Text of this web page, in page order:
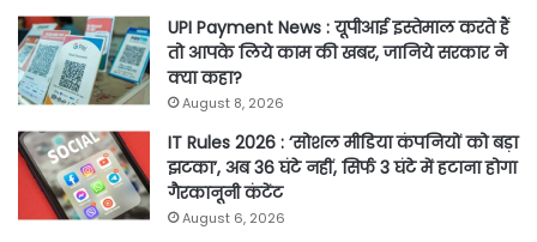
UPI Payment News : यूपीआई इस्तेमाल करते हैं
तो आपके लिये काम की खबर, जानिये सरकार ने
क्या कहा?
August 8, 2026
IT Rules 2026 : ‘सोशल मीडिया कंपनियों को बड़ा
झटका’, अब 36 घंटे नहीं, सिर्फ 3 घंटे में हटाना होगा
गैरकानूनी कंटेंट
August 6, 2026